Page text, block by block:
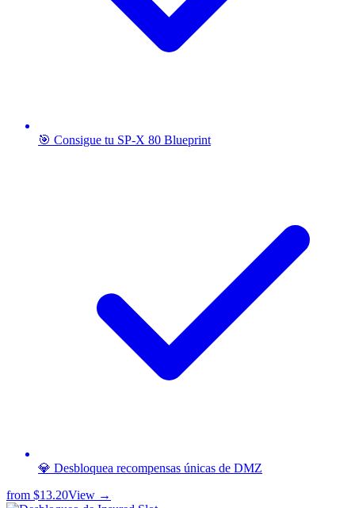
🎯 Consigue tu SP-X 80 Blueprint
💎 Desbloquea recompensas únicas de DMZ
from $13.20View →